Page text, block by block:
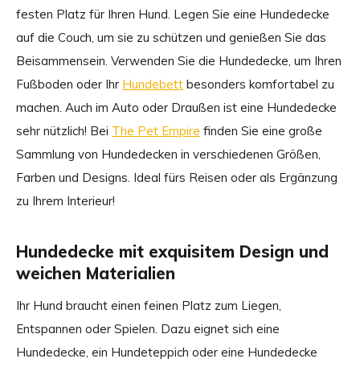
festen Platz für Ihren Hund. Legen Sie eine Hundedecke
auf die Couch, um sie zu schützen und genießen Sie das
Beisammensein. Verwenden Sie die Hundedecke, um Ihren
Fußboden oder Ihr Hundebett besonders komfortabel zu
machen. Auch im Auto oder Draußen ist eine Hundedecke
sehr nützlich! Bei The Pet Empire finden Sie eine große
Sammlung von Hundedecken in verschiedenen Größen,
Farben und Designs. Ideal fürs Reisen oder als Ergänzung
zu Ihrem Interieur!
Hundedecke mit exquisitem Design und
weichen Materialien
Ihr Hund braucht einen feinen Platz zum Liegen,
Entspannen oder Spielen. Dazu eignet sich eine
Hundedecke, ein Hundeteppich oder eine Hundedecke